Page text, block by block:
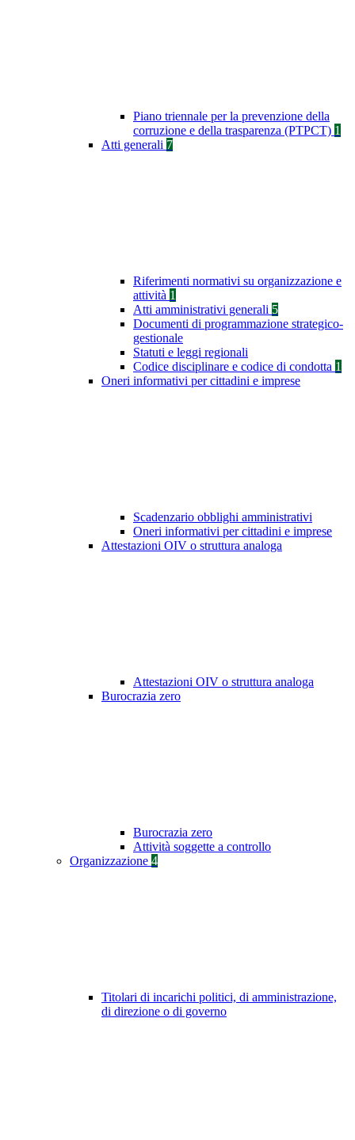
Piano triennale per la prevenzione della
corruzione e della trasparenza (PTPCT) 1
Atti generali 7
Riferimenti normativi su organizzazione e
attività 1
Atti amministrativi generali 5
Documenti di programmazione strategico-
gestionale
Statuti e leggi regionali
Codice disciplinare e codice di condotta 1
Oneri informativi per cittadini e imprese
Scadenzario obblighi amministrativi
Oneri informativi per cittadini e imprese
Attestazioni OIV o struttura analoga
Attestazioni OIV o struttura analoga
Burocrazia zero
Burocrazia zero
Attività soggette a controllo
Organizzazione 4
Titolari di incarichi politici, di amministrazione,
di direzione o di governo